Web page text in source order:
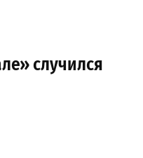
случился